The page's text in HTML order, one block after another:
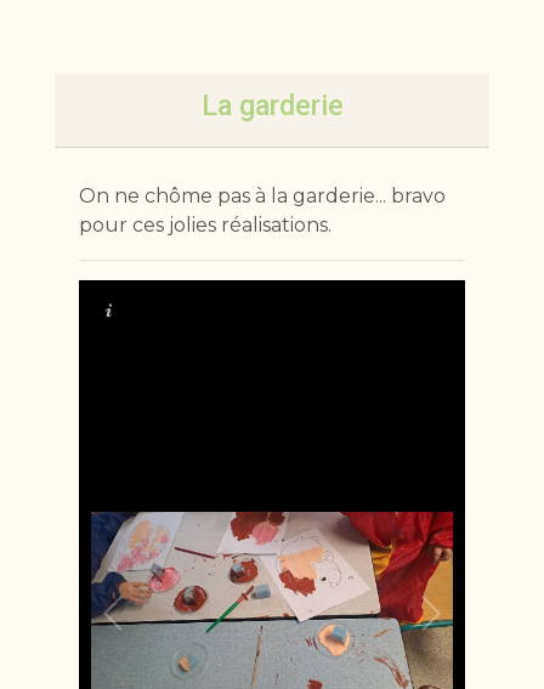
La garderie
On ne chôme pas à la garderie... bravo
pour ces jolies réalisations.